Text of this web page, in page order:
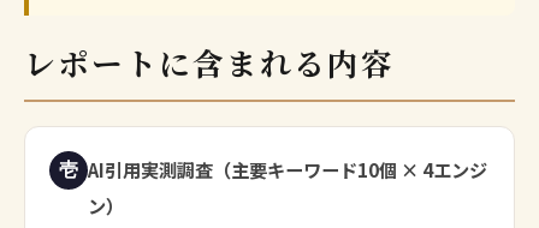
レポートに含まれる内容
壱 AI引用実測調査（主要キーワード10個 × 4エンジ
ン）